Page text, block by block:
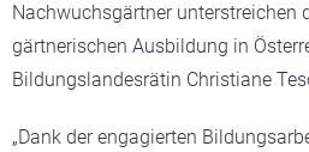
Nachwuchsgärtner unterstreichen
gärtnerischen Ausbildung in
Bildungslandesrätin Christiane
„Dank der engagierten